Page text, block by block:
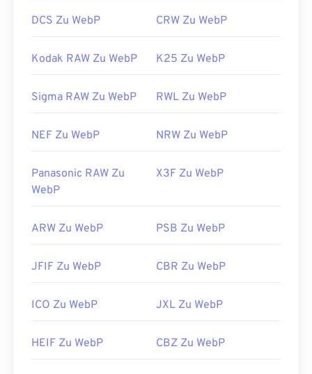
DCS Zu WebP CRW Zu WebP
Kodak RAW Zu WebP K25 Zu WebP
Sigma RAW Zu WebP RWL Zu WebP
NEF Zu WebP NRW Zu WebP
Panasonic RAW Zu
WebP
X3F Zu WebP
ARW Zu WebP PSB Zu WebP
JFIF Zu WebP CBR Zu WebP
ICO Zu WebP JXL Zu WebP
HEIF Zu WebP CBZ Zu WebP